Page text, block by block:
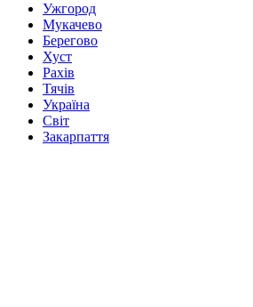
Ужгород
Мукачево
Берегово
Хуст
Рахів
Тячів
Україна
Світ
Закарпаття